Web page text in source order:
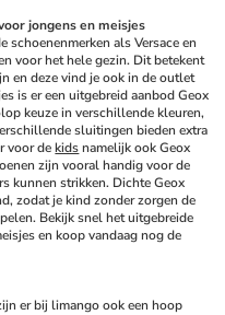
jongens en meisjes
schoenenmerken als Versace en
voor het hele gezin. Dit betekent
en deze vind je ook in de outlet
is er een uitgebreid aanbod Geox
keuze in verschillende kleuren,
sluitingen bieden extra
voor de kids namelijk ook Geox
zijn vooral handig voor de
kunnen strikken. Dichte Geox
zodat je kind zonder zorgen de
Bekijk snel het uitgebreide
en koop vandaag nog de
er bij limango ook een hoop